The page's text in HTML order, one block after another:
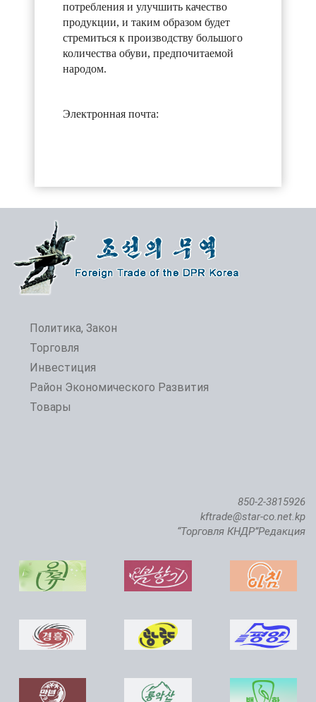
потребления и улучшить качество
продукции, и таким образом будет
стремиться к производству большого
количества обуви, предпочитаемой
народом.
Электронная почта:
Политика, Закон
Торговля
Инвестиция
Район Экономического Развития
Товары
850-2-3815926
kftrade@star-co.net.kp
“Торговля КНДР”Редакция